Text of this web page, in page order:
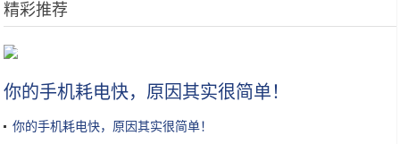
精彩推荐
女性护肤的常识干货，你做正确了几条呢？收藏丨教你做个精致女孩
你的手机耗电快，原因其实很简单！
你的手机耗电快，原因其实很简单！